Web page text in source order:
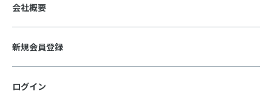
会社概要
新規会員登録
ログイン